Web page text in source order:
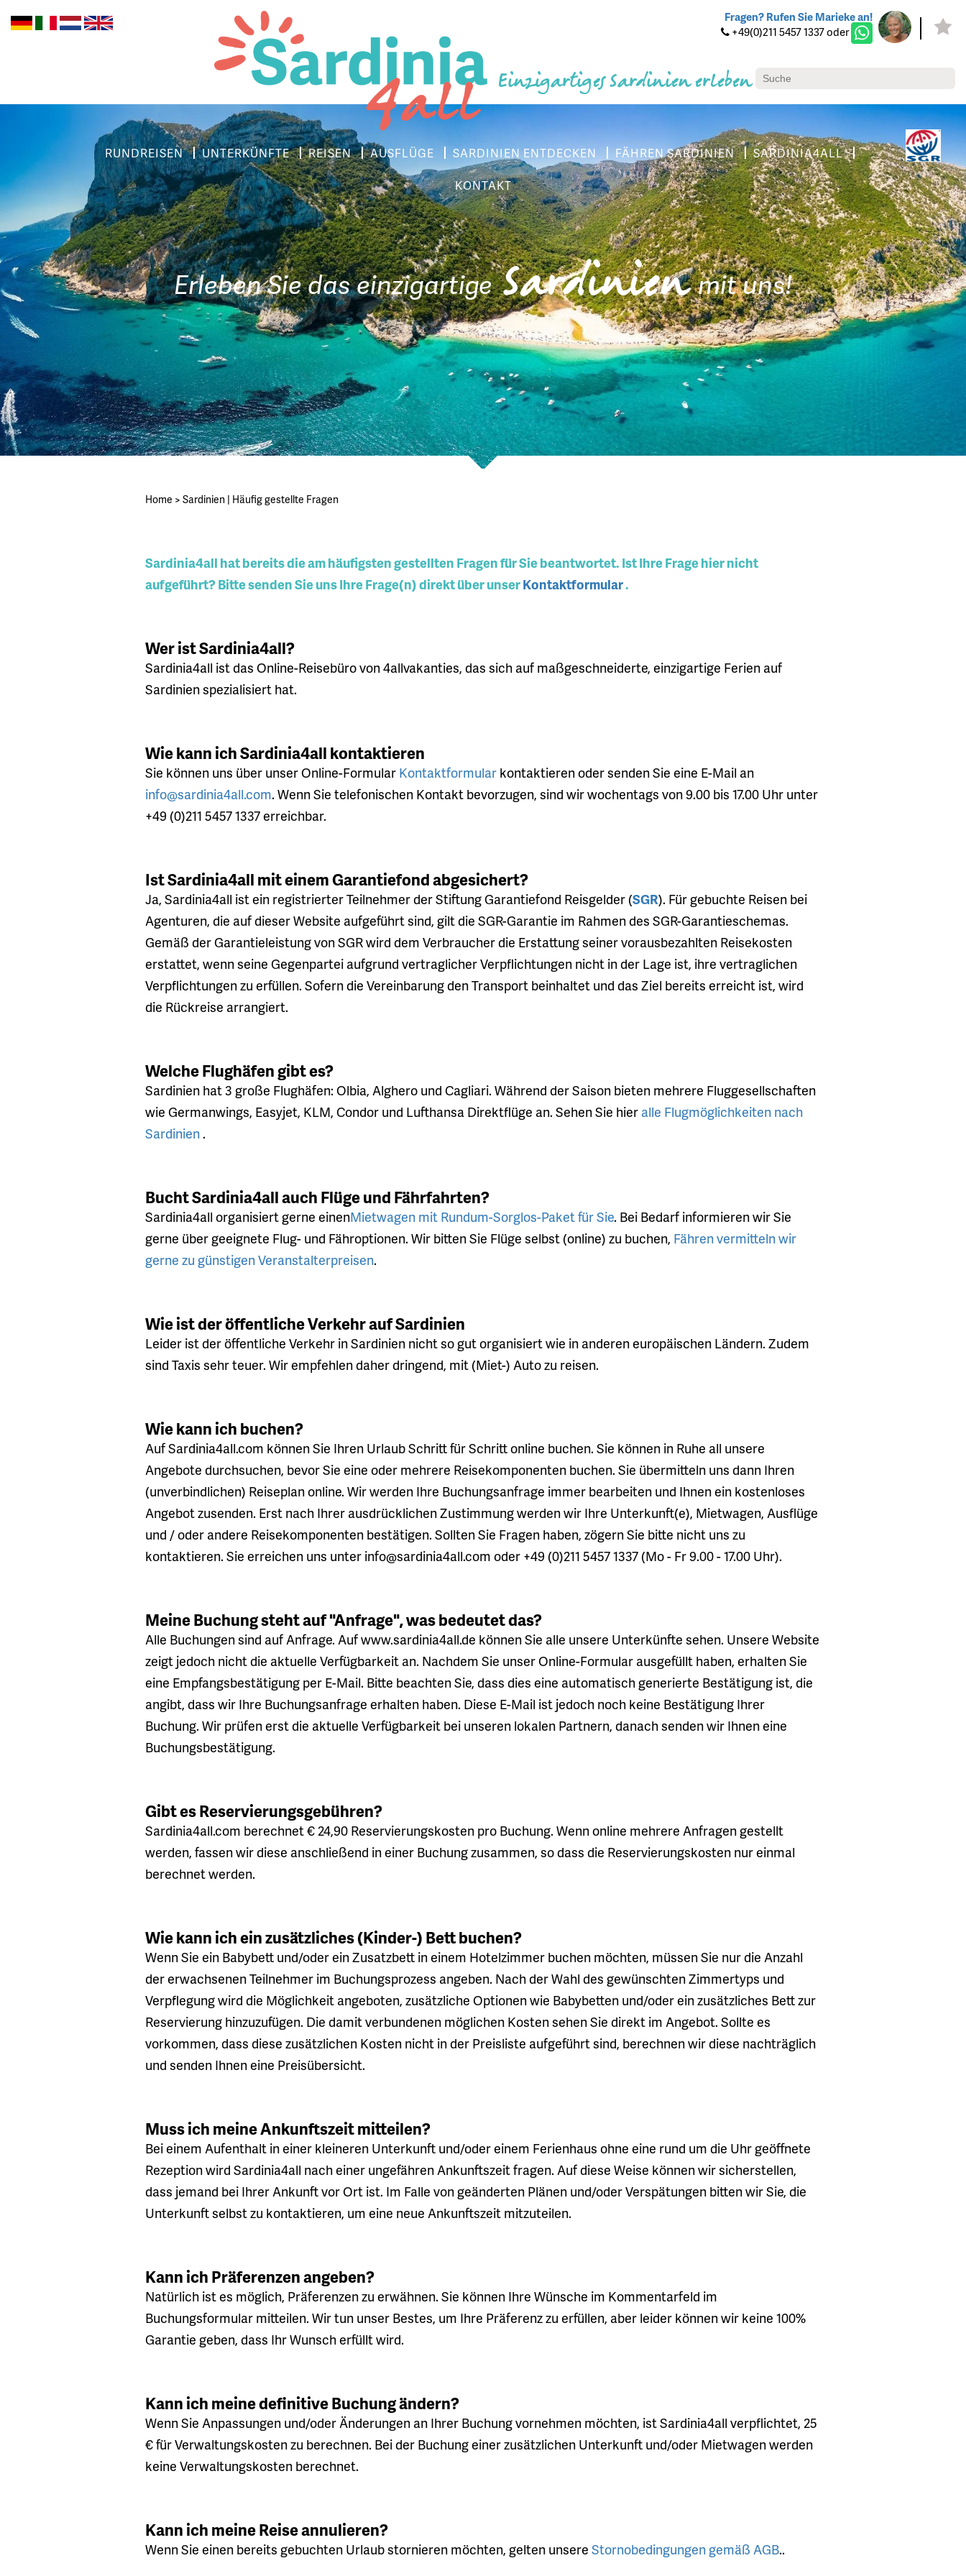
Fragen? Rufen Sie Marieke an!
+49(0)211 5457 1337 oder
Einzigartiges Sardinien erleben
RUNDREISEN UNTERKÜNFTE REISEN AUSFLÜGE SARDINIEN ENTDECKEN FÄHREN SARDINIEN
SARDINIA4ALL
KONTAKT
Erleben Sie das einzigartigeSardinienmit uns!
Home > Sardinien | Häufig gestellte Fragen
Sardinia4all hat bereits die am häufigsten gestellten Fragen für Sie beantwortet. Ist Ihre Frage hier nicht
aufgeführt? Bitte senden Sie uns Ihre Frage(n) direkt über unserKontaktformular.
Wer ist Sardinia4all?
Sardinia4all ist das Online-Reisebüro von 4allvakanties, das sich auf maßgeschneiderte, einzigartige Ferien auf
Sardinien spezialisiert hat.
Wie kann ich Sardinia4all kontaktieren
Sie können uns über unser Online-Formular Kontaktformular kontaktieren oder senden Sie eine E-Mail an
info@sardinia4all.com. Wenn Sie telefonischen Kontakt bevorzugen, sind wir wochentags von 9.00 bis 17.00 Uhr unter
+49 (0)211 5457 1337 erreichbar.
Ist Sardinia4all mit einem Garantiefond abgesichert?
Ja, Sardinia4all ist ein registrierter Teilnehmer der Stiftung Garantiefond Reisgelder (SGR). Für gebuchte Reisen bei
Agenturen, die auf dieser Website aufgeführt sind, gilt die SGR-Garantie im Rahmen des SGR-Garantieschemas.
Gemäß der Garantieleistung von SGR wird dem Verbraucher die Erstattung seiner vorausbezahlten Reisekosten
erstattet, wenn seine Gegenpartei aufgrund vertraglicher Verpflichtungen nicht in der Lage ist, ihre vertraglichen
Verpflichtungen zu erfüllen. Sofern die Vereinbarung den Transport beinhaltet und das Ziel bereits erreicht ist, wird
die Rückreise arrangiert.
Welche Flughäfen gibt es?
Sardinien hat 3 große Flughäfen: Olbia, Alghero und Cagliari. Während der Saison bieten mehrere Fluggesellschaften
wie Germanwings, Easyjet, KLM, Condor und Lufthansa Direktflüge an. Sehen Sie hier alle Flugmöglichkeiten nach
Sardinien .
Bucht Sardinia4all auch Flüge und Fährfahrten?
Sardinia4all organisiert gerne einenMietwagen mit Rundum-Sorglos-Paket für Sie. Bei Bedarf informieren wir Sie
gerne über geeignete Flug- und Fähroptionen. Wir bitten Sie Flüge selbst (online) zu buchen, Fähren vermitteln wir
gerne zu günstigen Veranstalterpreisen.
Wie ist der öffentliche Verkehr auf Sardinien
Leider ist der öffentliche Verkehr in Sardinien nicht so gut organisiert wie in anderen europäischen Ländern. Zudem
sind Taxis sehr teuer. Wir empfehlen daher dringend, mit (Miet-) Auto zu reisen.
Wie kann ich buchen?
Auf Sardinia4all.com können Sie Ihren Urlaub Schritt für Schritt online buchen. Sie können in Ruhe all unsere
Angebote durchsuchen, bevor Sie eine oder mehrere Reisekomponenten buchen. Sie übermitteln uns dann Ihren
(unverbindlichen) Reiseplan online. Wir werden Ihre Buchungsanfrage immer bearbeiten und Ihnen ein kostenloses
Angebot zusenden. Erst nach Ihrer ausdrücklichen Zustimmung werden wir Ihre Unterkunft(e), Mietwagen, Ausflüge
und / oder andere Reisekomponenten bestätigen. Sollten Sie Fragen haben, zögern Sie bitte nicht uns zu
kontaktieren. Sie erreichen uns unter info@sardinia4all.com oder +49 (0)211 5457 1337 (Mo - Fr 9.00 - 17.00 Uhr).
Meine Buchung steht auf "Anfrage", was bedeutet das?
Alle Buchungen sind auf Anfrage. Auf www.sardinia4all.de können Sie alle unsere Unterkünfte sehen. Unsere Website
zeigt jedoch nicht die aktuelle Verfügbarkeit an. Nachdem Sie unser Online-Formular ausgefüllt haben, erhalten Sie
eine Empfangsbestätigung per E-Mail. Bitte beachten Sie, dass dies eine automatisch generierte Bestätigung ist, die
angibt, dass wir Ihre Buchungsanfrage erhalten haben. Diese E-Mail ist jedoch noch keine Bestätigung Ihrer
Buchung. Wir prüfen erst die aktuelle Verfügbarkeit bei unseren lokalen Partnern, danach senden wir Ihnen eine
Buchungsbestätigung.
Gibt es Reservierungsgebühren?
Sardinia4all.com berechnet € 24,90 Reservierungskosten pro Buchung. Wenn online mehrere Anfragen gestellt
werden, fassen wir diese anschließend in einer Buchung zusammen, so dass die Reservierungskosten nur einmal
berechnet werden.
Wie kann ich ein zusätzliches (Kinder-) Bett buchen?
Wenn Sie ein Babybett und/oder ein Zusatzbett in einem Hotelzimmer buchen möchten, müssen Sie nur die Anzahl
der erwachsenen Teilnehmer im Buchungsprozess angeben. Nach der Wahl des gewünschten Zimmertyps und
Verpflegung wird die Möglichkeit angeboten, zusätzliche Optionen wie Babybetten und/oder ein zusätzliches Bett zur
Reservierung hinzuzufügen. Die damit verbundenen möglichen Kosten sehen Sie direkt im Angebot. Sollte es
vorkommen, dass diese zusätzlichen Kosten nicht in der Preisliste aufgeführt sind, berechnen wir diese nachträglich
und senden Ihnen eine Preisübersicht.
Muss ich meine Ankunftszeit mitteilen?
Bei einem Aufenthalt in einer kleineren Unterkunft und/oder einem Ferienhaus ohne eine rund um die Uhr geöffnete
Rezeption wird Sardinia4all nach einer ungefähren Ankunftszeit fragen. Auf diese Weise können wir sicherstellen,
dass jemand bei Ihrer Ankunft vor Ort ist. Im Falle von geänderten Plänen und/oder Verspätungen bitten wir Sie, die
Unterkunft selbst zu kontaktieren, um eine neue Ankunftszeit mitzuteilen.
Kann ich Präferenzen angeben?
Natürlich ist es möglich, Präferenzen zu erwähnen. Sie können Ihre Wünsche im Kommentarfeld im
Buchungsformular mitteilen. Wir tun unser Bestes, um Ihre Präferenz zu erfüllen, aber leider können wir keine 100%
Garantie geben, dass Ihr Wunsch erfüllt wird.
Kann ich meine definitive Buchung ändern?
Wenn Sie Anpassungen und/oder Änderungen an Ihrer Buchung vornehmen möchten, ist Sardinia4all verpflichtet, 25
€ für Verwaltungskosten zu berechnen. Bei der Buchung einer zusätzlichen Unterkunft und/oder Mietwagen werden
keine Verwaltungskosten berechnet.
Kann ich meine Reise annulieren?
Wenn Sie einen bereits gebuchten Urlaub stornieren möchten, gelten unsere Stornobedingungen gemäß AGB..